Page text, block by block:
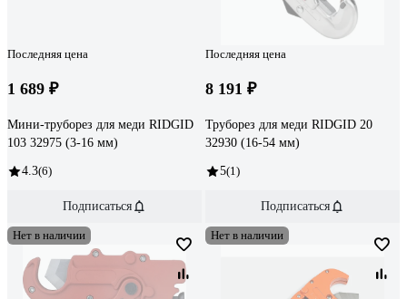
Последняя цена
1 689 ₽
Мини-труборез для меди RIDGID
103 32975 (3-16 мм)
4.3(6)
Подписаться
Последняя цена
8 191 ₽
Труборез для меди RIDGID 20
32930 (16-54 мм)
5(1)
Подписаться
Нет в наличии Нет в наличии